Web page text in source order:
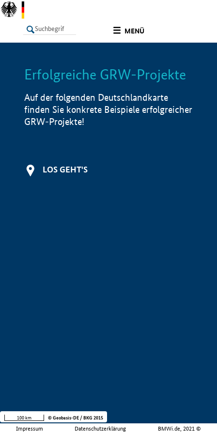
MENÜ
LISTE Info
Erfolgreiche GRW-Projekte
Auf der folgenden Deutschlandkarte
finden Sie konkrete Beispiele erfolgreicher
GRW-Projekte!
LOS GEHT'S
Impressum Datenschutzerklärung BMWi.de, 2021 ©
100 km © Geobasis-DE / BKG 2015